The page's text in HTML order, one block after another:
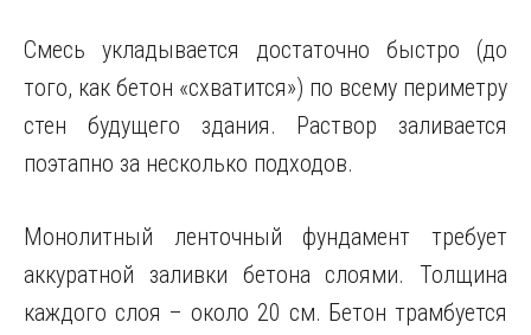
Смесь укладывается достаточно быстро (до
того, как бетон «схватится») по всему периметру
стен будущего здания. Раствор заливается
поэтапно за несколько подходов.
Монолитный ленточный фундамент требует
аккуратной заливки бетона слоями. Толщина
каждого слоя – около 20 см. Бетон трамбуется